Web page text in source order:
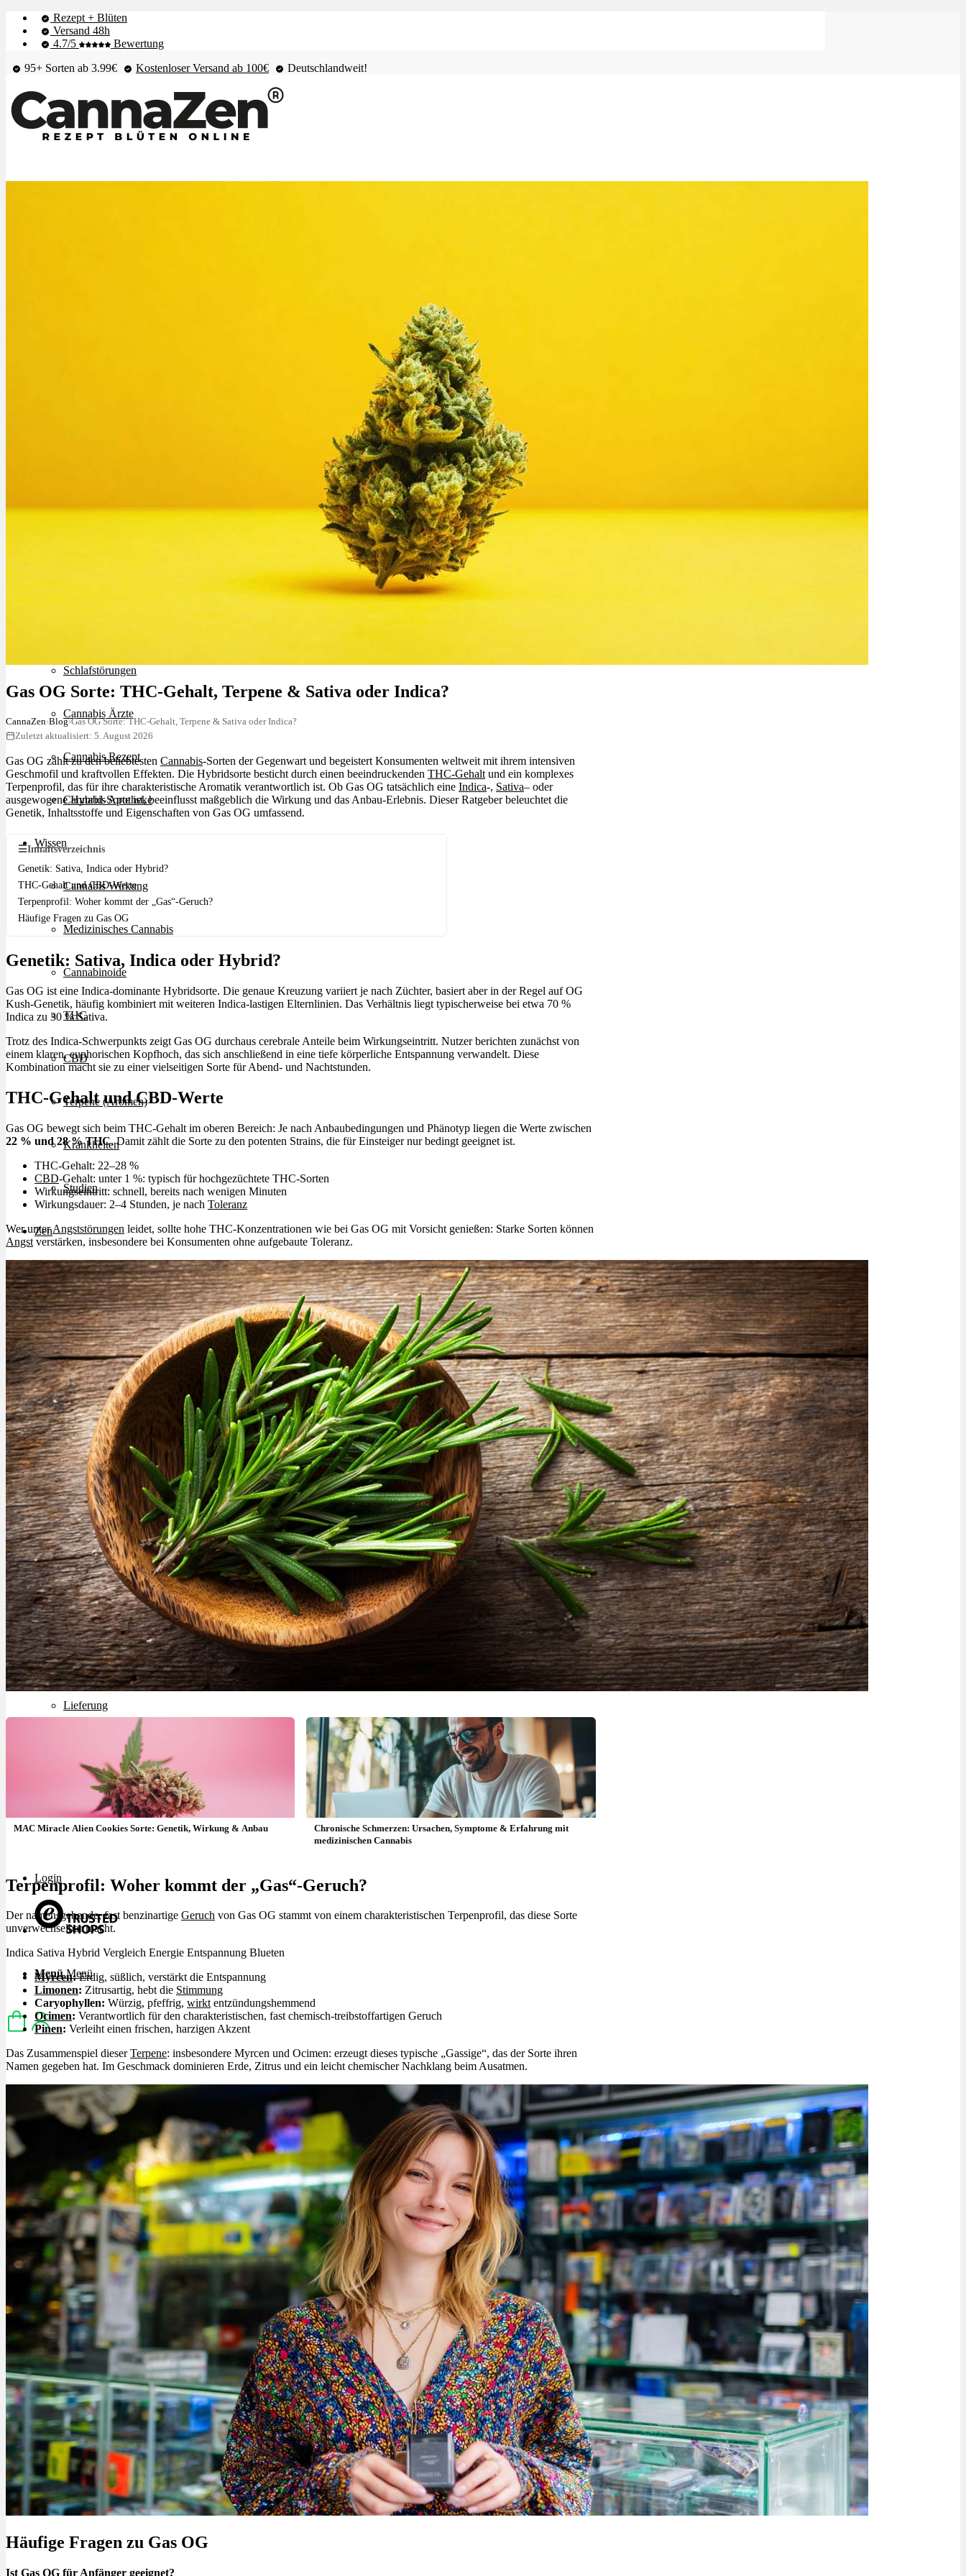
Rezept + Blüten
Versand 48h
4.7/5
Bewertung
95+ Sorten ab 3.99€
Kostenloser Versand ab 100€ Deutschlandweit!
Schlafstörungen
Cannabis Ärzte
Cannabis Rezept
Cannabis Apotheke
Wissen
Cannabis Wirkung
Medizinisches Cannabis
Cannabinoide
THC
CBD
Terpene (Aromen)
Krankheiten
Studien
Zen
Neue Sorten
Bewertungen
Hersteller
News
App
Newsletter
Services
Ärzte Service
Rezept Service
Apotheken Service
Lieferung
Cannabis Karte
Zen TV
Erfahrungen
Login
Menü Menü
Gas OG Sorte: THC-Gehalt, Terpene & Sativa oder Indica?
CannaZen›Blog›Gas OG Sorte: THC-Gehalt, Terpene & Sativa oder Indica?
Zuletzt aktualisiert: 5. August 2026
Gas OG zählt zu den beliebtesten Cannabis-Sorten der Gegenwart und begeistert Konsumenten weltweit mit ihrem intensiven
Geschmofil und kraftvollen Effekten. Die Hybridsorte besticht durch einen beeindruckenden THC-Gehalt und ein komplexes
Terpenprofil, das für ihre charakteristische Aromatik verantwortlich ist. Ob Gas OG tatsächlich eine Indica-, Sativa– oder
ausgewogene Hybrid-Sorte ist, beeinflusst maßgeblich die Wirkung und das Anbau-Erlebnis. Dieser Ratgeber beleuchtet die
Genetik, Inhaltsstoffe und Eigenschaften von Gas OG umfassend.
☰Inhaltsverzeichnis
Genetik: Sativa, Indica oder Hybrid?
THC-Gehalt und CBD-Werte
Terpenprofil: Woher kommt der „Gas“-Geruch?
Häufige Fragen zu Gas OG
Genetik: Sativa, Indica oder Hybrid?
Gas OG ist eine Indica-dominante Hybridsorte. Die genaue Kreuzung variiert je nach Züchter, basiert aber in der Regel auf OG
Kush-Genetik, häufig kombiniert mit weiteren Indica-lastigen Elternlinien. Das Verhältnis liegt typischerweise bei etwa 70 %
Indica zu 30 % Sativa.
Trotz des Indica-Schwerpunkts zeigt Gas OG durchaus cerebrale Anteile beim Wirkungseintritt. Nutzer berichten zunächst von
einem klaren, euphorischen Kopfhoch, das sich anschließend in eine tiefe körperliche Entspannung verwandelt. Diese
Kombination macht sie zu einer vielseitigen Sorte für Abend- und Nachtstunden.
THC-Gehalt und CBD-Werte
Gas OG bewegt sich beim THC-Gehalt im oberen Bereich: Je nach Anbaubedingungen und Phänotyp liegen die Werte zwischen
22 % und 28 % THC. Damit zählt die Sorte zu den potenten Strains, die für Einsteiger nur bedingt geeignet ist.
THC-Gehalt: 22–28 %
CBD-Gehalt: unter 1 %: typisch für hochgezüchtete THC-Sorten
Wirkungseintritt: schnell, bereits nach wenigen Minuten
Wirkungsdauer: 2–4 Stunden, je nach Toleranz
Wer unterAngststörungen leidet, sollte hohe THC-Konzentrationen wie bei Gas OG mit Vorsicht genießen: Starke Sorten können
Angst verstärken, insbesondere bei Konsumenten ohne aufgebaute Toleranz.
MAC Miracle Alien Cookies Sorte: Genetik, Wirkung & Anbau
Chronische Schmerzen: Ursachen, Symptome & Erfahrung mit
medizinischen Cannabis
Terpenprofil: Woher kommt der „Gas“-Geruch?
Der namensgebende, fast benzinartige Geruch von Gas OG stammt von einem charakteristischen Terpenprofil, das diese Sorte
unverwechselbar macht.
Indica Sativa Hybrid Vergleich Energie Entspannung Blueten
Myrcen:Erdig, süßlich, verstärkt die Entspannung
Limonen: Zitrusartig, hebt die Stimmung
Caryophyllen: Würzig, pfeffrig, wirktentzündungshemmend
Ocimen: Verantwortlich für den charakteristischen, fast chemisch-treibstoffartigen Geruch
Pinen: Verleiht einen frischen, harzigen Akzent
Das Zusammenspiel dieserTerpene: insbesondere Myrcen und Ocimen: erzeugt dieses typische „Gassige“, das der Sorte ihren
Namen gegeben hat. Im Geschmack dominieren Erde, Zitrus und ein leicht chemischer Nachklang beim Ausatmen.
Häufige Fragen zu Gas OG
Ist Gas OG für Anfänger geeignet?